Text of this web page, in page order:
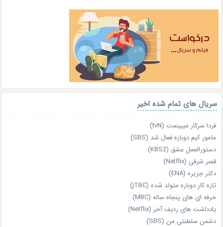
سریال های تمام شده اخیر
فردا سرکار میبینمت (tvN)
مامور کیم دوباره فعال شد (SBS)
دستورالعمل عشق (KBS2)
قصر شرقی (Netflix)
دکتر جزیره (ENA)
تازه‌ کار دوباره‌ متولد شده (jTBC)
حرفه‌ ای‌ های پنجاه‌ ساله (MBC)
یادداشت‌ های ردیف آخر (Netflix)
دشمن سلطنتی من (SBS)